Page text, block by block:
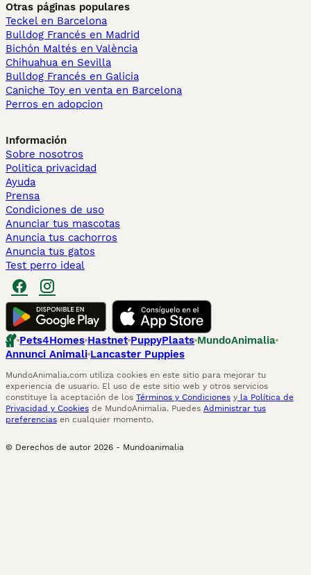
Otras páginas populares
Teckel en Barcelona
Bulldog Francés en Madrid
Bichón Maltés en València
Chihuahua en Sevilla
Bulldog Francés en Galicia
Caniche Toy en venta en Barcelona
Perros en adopcion
Información
Sobre nosotros
Politica privacidad
Ayuda
Prensa
Condiciones de uso
Anunciar tus mascotas
Anuncia tus cachorros
Anuncia tus gatos
Test perro ideal
Pets4Homes Hastnet PuppyPlaats MundoAnimalia
Annunci Animali Lancaster Puppies
MundoAnimalia.com utiliza cookies en este sitio para mejorar tu
experiencia de usuario. El uso de este sitio web y otros servicios
constituye la aceptación de los Términos y Condiciones y la Política de
Privacidad y Cookies de MundoAnimalia. Puedes Administrar tus
preferencias en cualquier momento.
© Derechos de autor 2026 - Mundoanimalia